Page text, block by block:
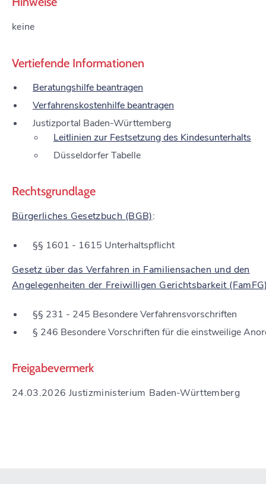
keine
Vertiefende Informationen
Beratungshilfe beantragen
Verfahrenskostenhilfe beantragen
Justizportal Baden-Württemberg
Leitlinien zur Festsetzung des Kindesunterhalts
Düsseldorfer Tabelle
Rechtsgrundlage
Bürgerliches Gesetzbuch (BGB):
§§ 1601 - 1615 Unterhaltspflicht
Gesetz über das Verfahren in Familiensachen und den
Angelegenheiten der Freiwilligen Gerichtsbarkeit
§§ 231 - 245 Besondere Verfahrensvorschriften
§ 246 Besondere Vorschriften für die einstweilige
Freigabevermerk
24.03.2026 Justizministerium Baden-Württemberg